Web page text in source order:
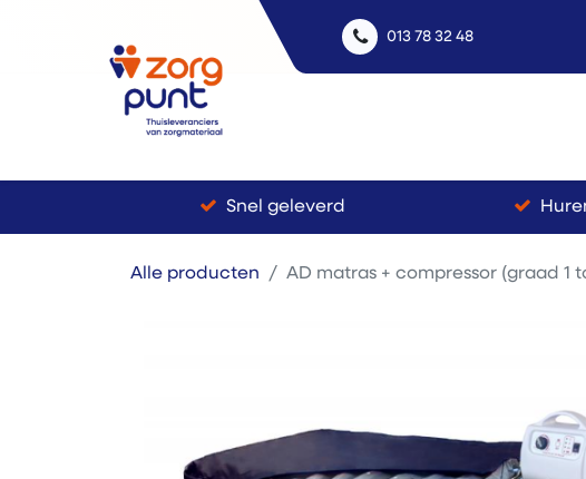
013 78 32 48
Snel geleverd
Alle producten AD matras + compressor (graad 1